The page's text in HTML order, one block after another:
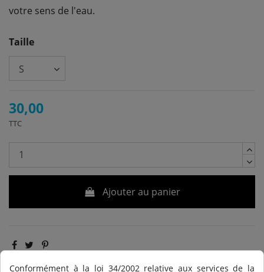
votre sens de l'eau.
Taille
30,00
TTC
Ajouter au panier
Conformément à la loi 34/2002 relative aux services de la